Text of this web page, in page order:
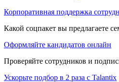
Корпоративная поддержка
Какой соцпакет вы предлагаете
Оформляйте кандидатов онлайн
Проверяйте сотрудников и
Ускорьте подбор в 2 раза с Talantix